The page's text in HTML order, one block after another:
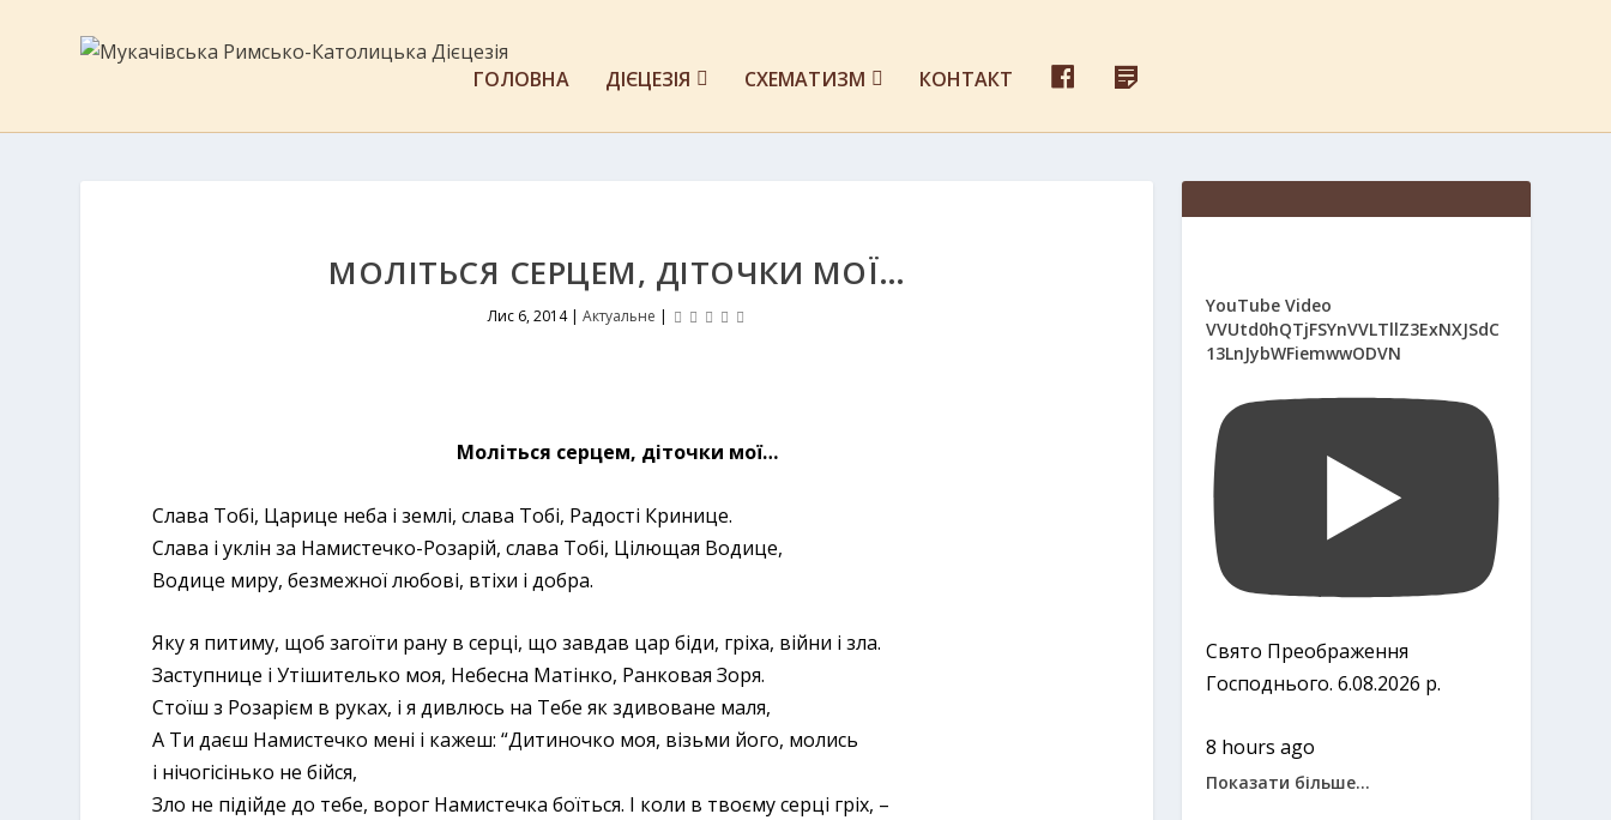
ГОЛОВНА ДІЄЦЕЗІЯ СХЕМАТИЗМ КОНТАКТ
E
Д
С
МОЛІТЬСЯ СЕРЦЕМ, ДІТОЧКИ МОЇ…
Лис 6, 2014|Актуальне |
Моліться серцем, діточки мої…
Слава Тобі, Царице неба і землі, слава Тобі, Радості Кринице.
Слава і уклін за Намистечко-Розарій, слава Тобі, Цілющая Водице,
Водице миру, безмежної любові, втіхи і добра.
Яку я питиму, щоб загоїти рану в серці, що завдав цар біди, гріха, війни і зла.
Заступнице і Утішителько моя, Небесна Матінко, Ранковая Зоря.
Стоїш з Розарієм в руках, і я дивлюсь на Тебе як здивоване маля,
А Ти даєш Намистечко мені і кажеш: “Дитиночко моя, візьми його, молись
і нічогісінько не бійся,
Зло не підійде до тебе, ворог Намистечка боїться. І коли в твоєму серці гріх, –
YouTube Video
VVUtd0hQTjFSYnVVLTllZ3ExNXJSdC
13LnJybWFiemwwODVN
Свято Преображення
Господнього. 6.08.2026 р.
8 hours ago
Показати більше...